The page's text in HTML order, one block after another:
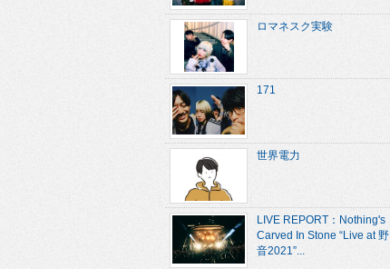
ロマネスク実験
171
世界電力
LIVE REPORT：Nothing's
Carved In Stone “Live at 野
音2021”...